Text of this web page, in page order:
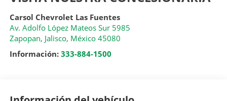
Carsol Chevrolet Las Fuentes
Av. Adolfo López Mateos Sur 5985
Zapopan, Jalisco, México 45080
Información: 333-884-1500